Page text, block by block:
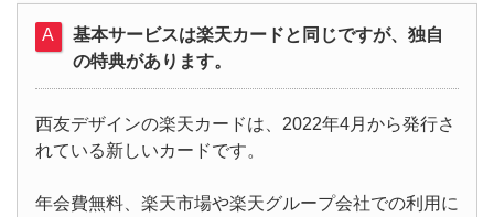
基本サービスは楽天カードと同じですが、独自
の特典があります。
西友デザインの楽天カードは、2022年4月から発行さ
れている新しいカードです。
年会費無料、楽天市場や楽天グループ会社での利用に